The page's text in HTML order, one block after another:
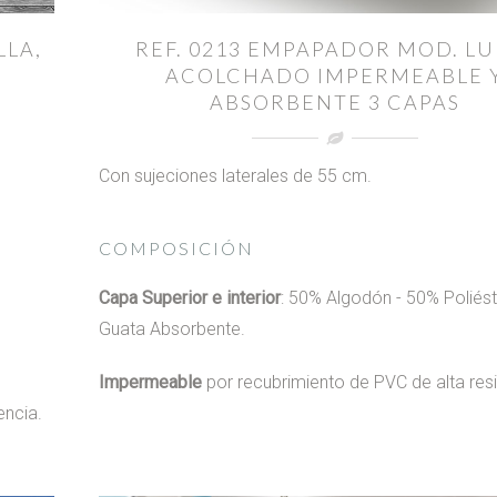
REF. 0213 EMPAPADOR MOD.
ACOLCHADO IMPERMEABLE
ABSORBENTE 3 CAPAS
Con sujeciones laterales de 55 cm.
COMPOSICIÓN
Capa Superior e interior: 50% Algodón - 50%
Guata Absorbente.
Impermeable por recubrimiento de PVC de alta